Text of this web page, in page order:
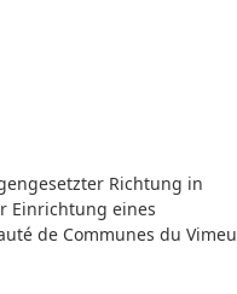
Richtung in
Einrichtung eines
de Communes du Vimeu